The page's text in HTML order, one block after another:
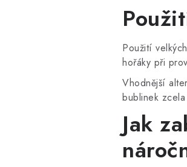
Použití
hořáky při
Vhodnější
bublinek
Jak